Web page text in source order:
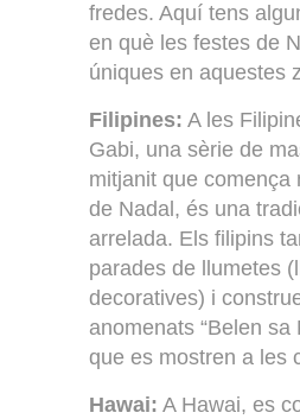
fredes. Aquí tens
en què les festes de
úniques en aquestes
Filipines: A les
Gabi, una sèrie de
mitjanit que comença
de Nadal, és una
arrelada. Els filipins
parades de llumetes
decoratives) i
anomenats “Belen sa
que es mostren a les
Hawai: A Hawai, es